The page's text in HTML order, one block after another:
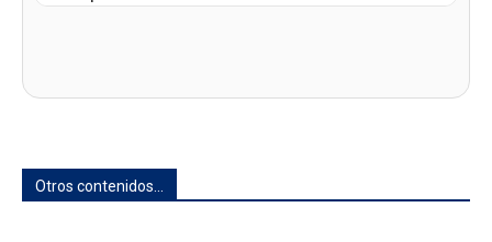
Capítulo 8
Otros contenidos...